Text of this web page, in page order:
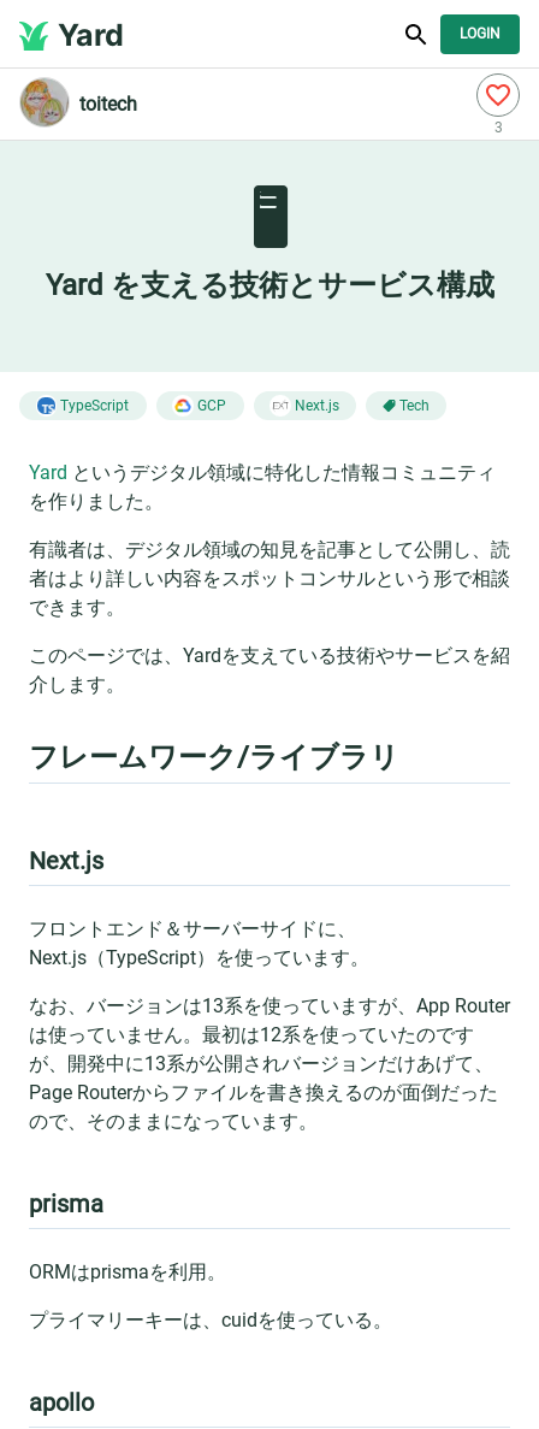
Yard LOGIN
toitech
3
🖥️
Yard を支える技術とサービス構成
TypeScript GCP Next.js Tech
Yard というデジタル領域に特化した情報コミュニティ
を作りました。
有識者は、デジタル領域の知見を記事として公開し、読
者はより詳しい内容をスポットコンサルという形で相談
できます。
このページでは、Yardを支えている技術やサービスを紹
介します。
フレームワーク/ライブラリ
Next.js
フロントエンド＆サーバーサイドに、
Next.js（TypeScript）を使っています。
なお、バージョンは13系を使っていますが、App Router
は使っていません。最初は12系を使っていたのです
が、開発中に13系が公開されバージョンだけあげて、
Page Routerからファイルを書き換えるのが面倒だった
ので、そのままになっています。
prisma
ORMはprismaを利用。
プライマリーキーは、cuidを使っている。
apollo